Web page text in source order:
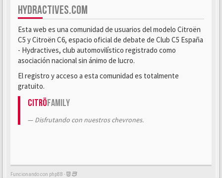
HYDRACTIVES.COM
Esta web es una comunidad de usuarios del modelo Citroën
C5 y Citroën C6, espacio oficial de debate de Club C5 España
- Hydractives, club automovilístico registrado como
asociación nacional sin ánimo de lucro.
El registro y acceso a esta comunidad es totalmente
gratuito.
CitröFamily
Disfrutando con nuestros chevrones.
Funcionando con phpBB -